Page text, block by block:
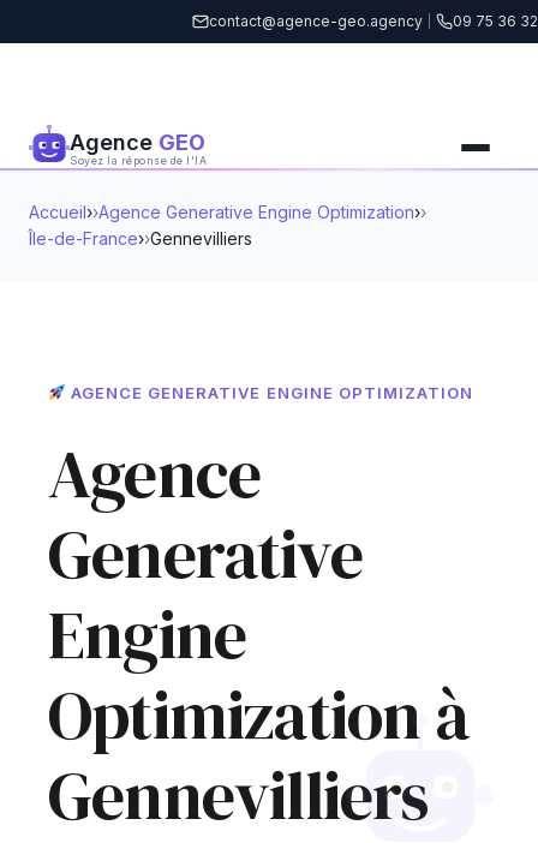
contact@agence-geo.agency 09 75 36 32
Agence GEO
Soyez la réponse de l'IA
Accueil› Agence Generative Engine Optimization›
Île-de-France› Gennevilliers
AGENCE GENERATIVE ENGINE OPTIMIZATION
Agence
Generative
Engine
Optimization à
Gennevilliers